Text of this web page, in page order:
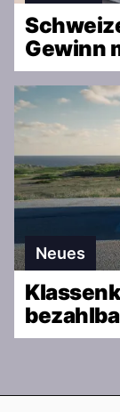
Gewinn
Neues